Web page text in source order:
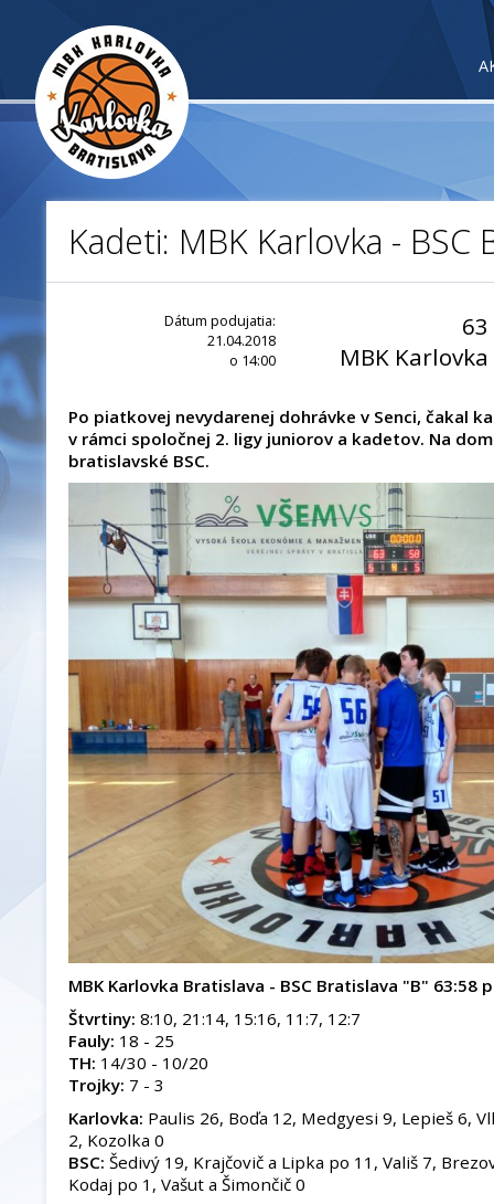
Kadeti: MBK Karlovka - BSC
Dátum podujatia:
21.04.2018
o 14:00
63
MBK Karlovka
Po piatkovej nevydarenej dohrávke v Senci, čakal
v rámci spoločnej 2. ligy juniorov a kadetov. Na
bratislavské BSC.
MBK Karlovka Bratislava - BSC Bratislava "B" 63:58
Štvrtiny: 8:10, 21:14, 15:16, 11:7, 12:7
Fauly: 18 - 25
TH: 14/30 - 10/20
Trojky: 7 - 3
Karlovka: Paulis 26, Boďa 12, Medgyesi 9, Lepieš 6,
2, Kozolka 0
BSC: Šedivý 19, Krajčovič a Lipka po 11, Vališ 7,
Kodaj po 1, Vašut a Šimončič 0